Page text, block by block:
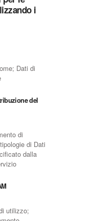
i
Dati di
del
di
di Dati
dalla
utilizzo;